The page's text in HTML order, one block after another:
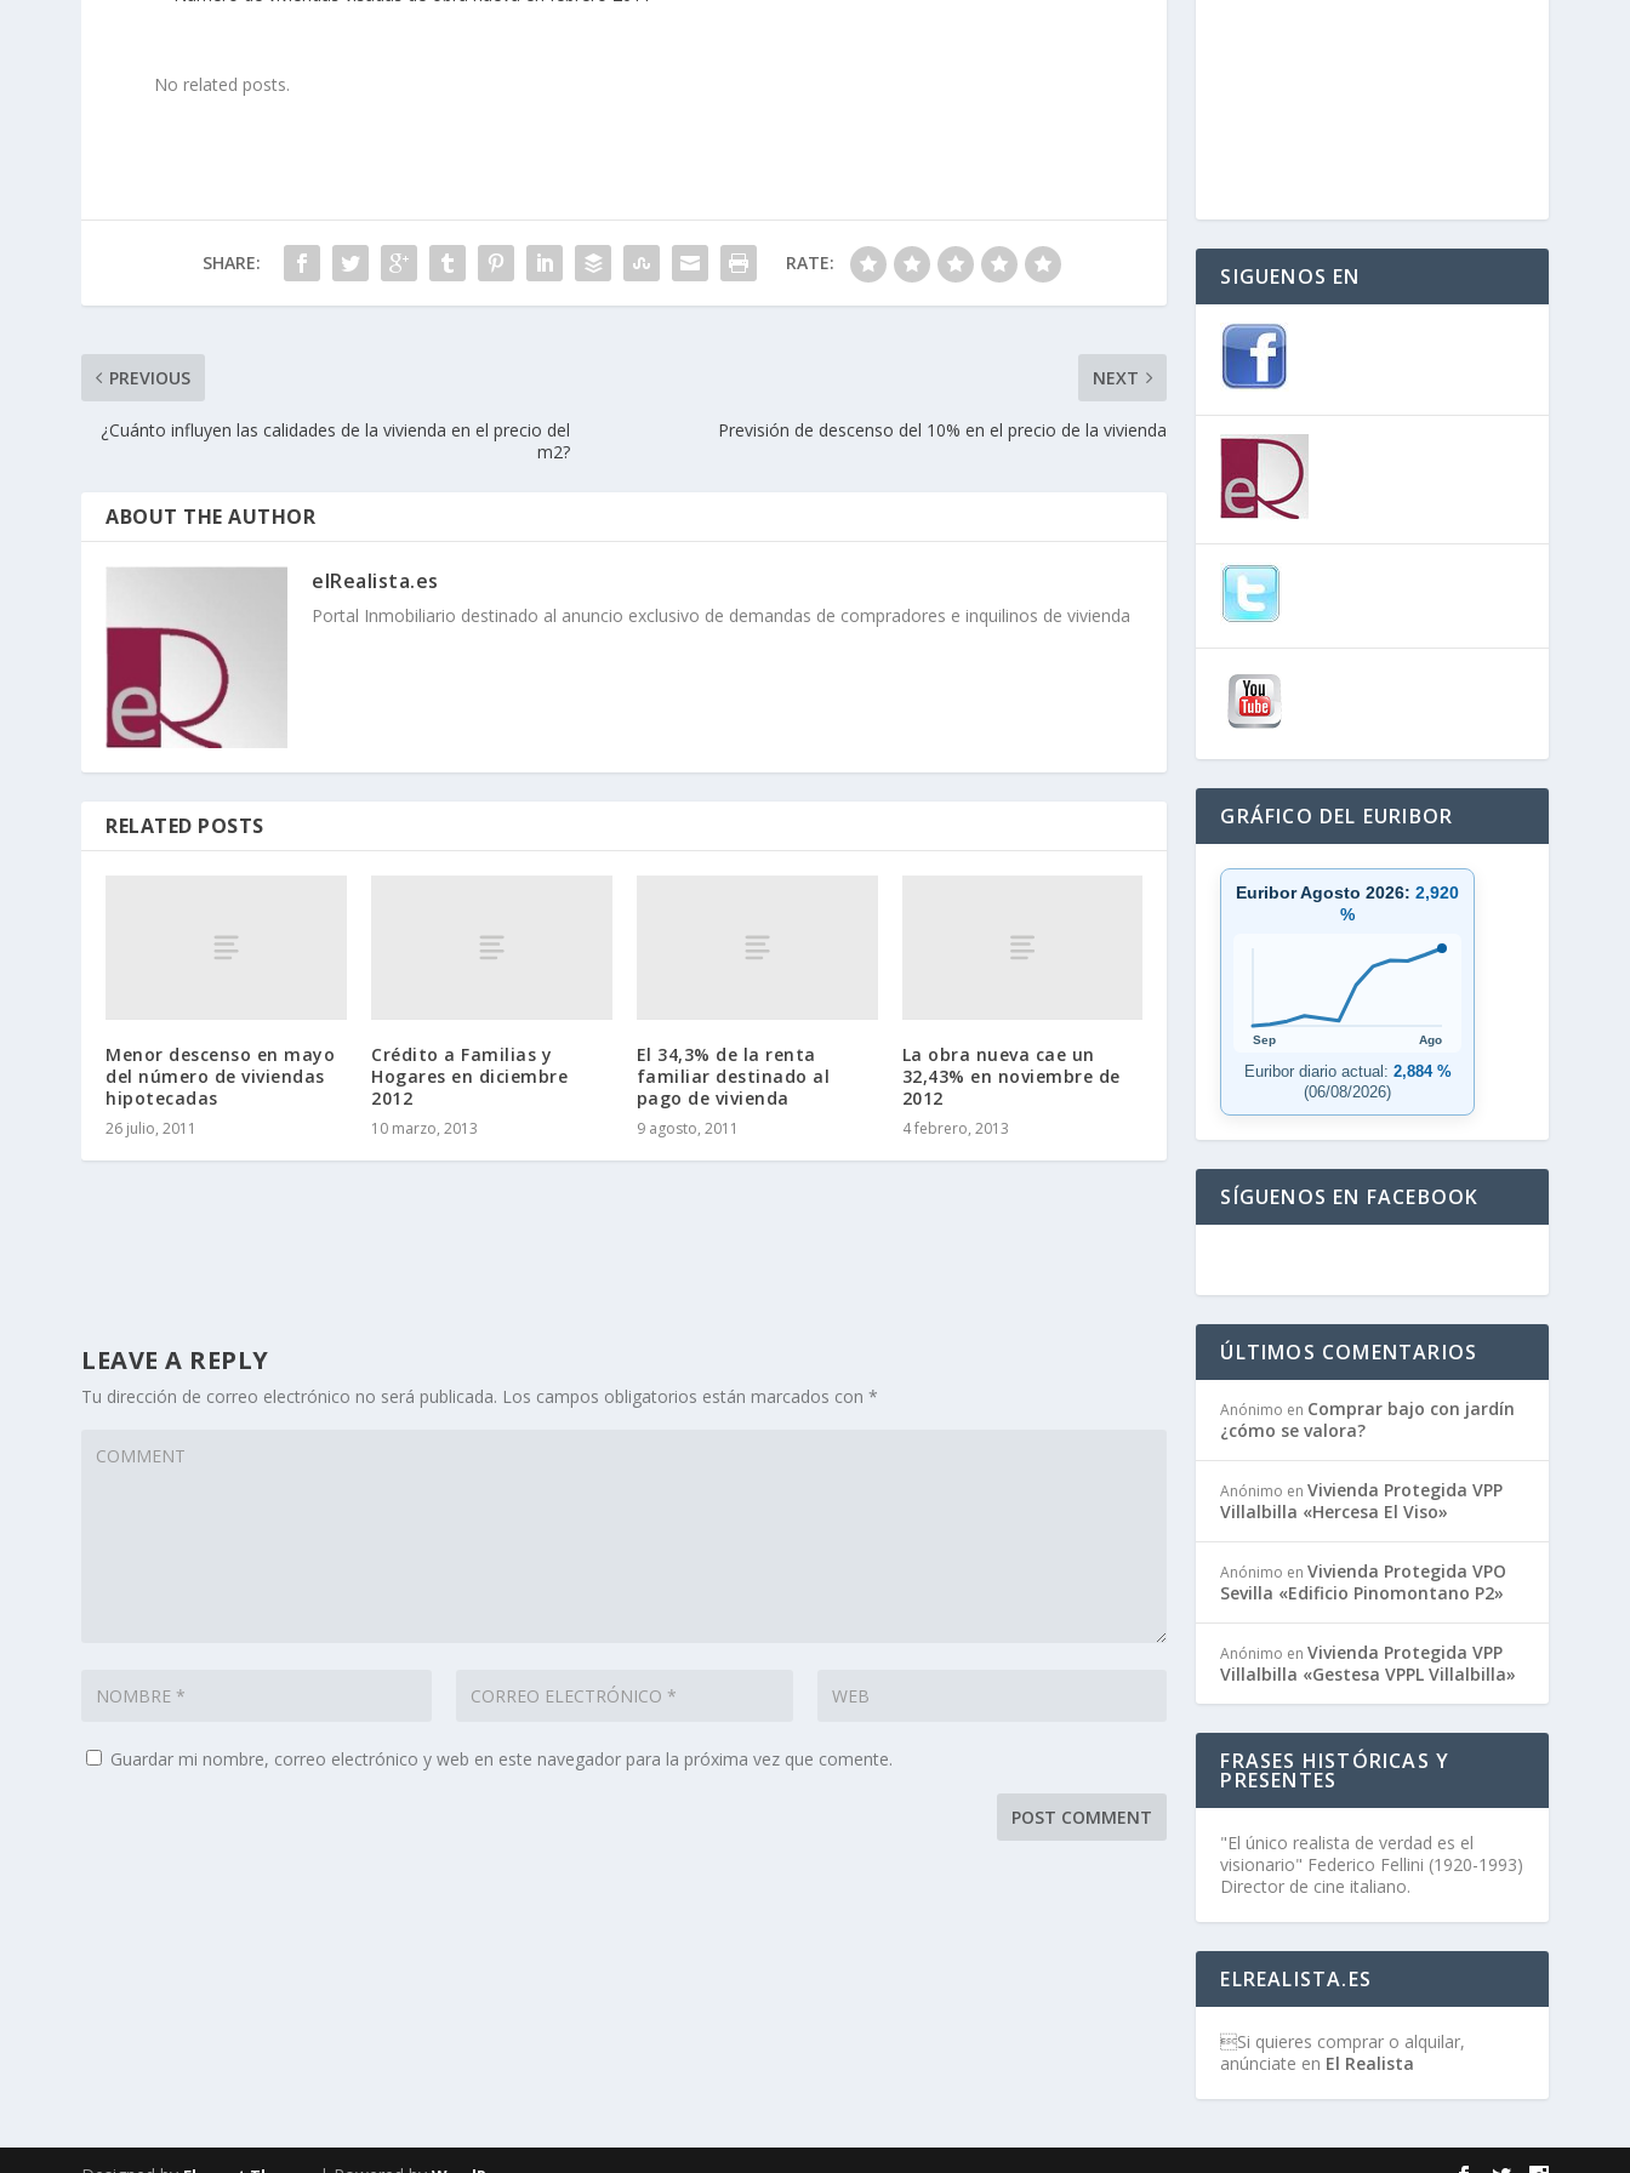
No related posts.
SHARE: RATE:
PREVIOUS
¿Cuánto influyen las calidades de la vivienda en el precio del
m2?
NEXT
Previsión de descenso del 10% en el precio de la vivienda
ABOUT THE AUTHOR
elRealista.es
Portal Inmobiliario destinado al anuncio exclusivo de demandas de compradores e inquilinos de vivienda
RELATED POSTS
Menor descenso en mayo
del número de viviendas
hipotecadas
26 julio, 2011
Crédito a Familias y
Hogares en diciembre
2012
10 marzo, 2013
El 34,3% de la renta
familiar destinado al
pago de vivienda
9 agosto, 2011
La obra nueva cae un
32,43% en noviembre de
2012
4 febrero, 2013
LEAVE A REPLY
Tu dirección de correo electrónico no será publicada. Los campos obligatorios están marcados con*
Guardar mi nombre, correo electrónico y web en este navegador para la próxima vez que comente.
SIGUENOS EN
GRÁFICO DEL EURIBOR
Euribor Agosto 2026:2,920
%
Sep Ago
Euribor diario actual: 2,884 %
(06/08/2026)
SÍGUENOS EN FACEBOOK
ÚLTIMOS COMENTARIOS
Anónimo en Comprar bajo con jardín
¿cómo se valora?
Anónimo enVivienda Protegida VPP
Villalbilla «Hercesa El Viso»
Anónimo enVivienda Protegida VPO
Sevilla «Edificio Pinomontano P2»
Anónimo enVivienda Protegida VPP
Villalbilla «Gestesa VPPL Villalbilla»
FRASES HISTÓRICAS Y
PRESENTES
"El único realista de verdad es el
visionario" Federico Fellini (1920-1993)
Director de cine italiano.
ELREALISTA.ES
Si quieres comprar o alquilar,
anúnciate en El Realista